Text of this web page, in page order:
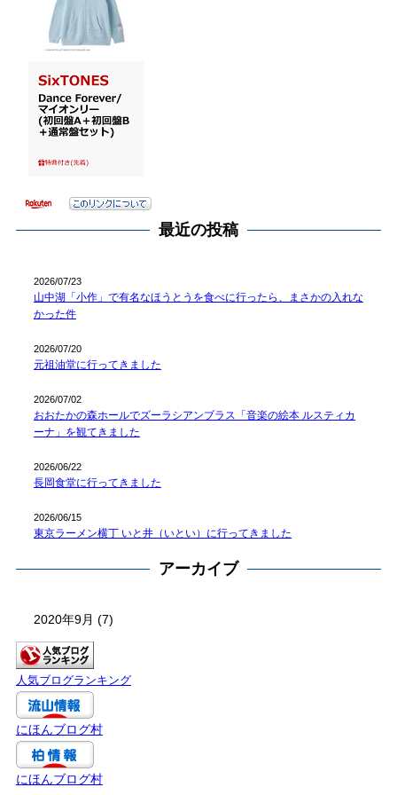
最近の投稿
山中湖「小作」で有名なほうとうを食べに行ったら、まさかの入れな
かった件
2026/07/23
元祖油堂に行ってきました
2026/07/20
おおたかの森ホールでズーラシアンブラス「音楽の絵本 ルスティカ
ーナ」を観てきました
2026/07/02
長岡食堂に行ってきました
2026/06/22
東京ラーメン横丁 いと井（いとい）に行ってきました
2026/06/15
アーカイブ
カ
イ
ブ
人気ブログランキング
にほんブログ村
にほんブログ村